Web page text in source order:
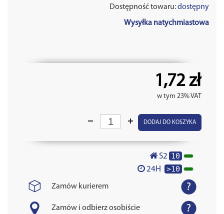
Dostępność towaru:dostępny
Wysyłka natychmiastowa
1,72 zł
w tym 23% VAT
DODAJ DO KOSZYKA
S2 10
24H >10
Zamów kurierem
Zamów i odbierz osobiście